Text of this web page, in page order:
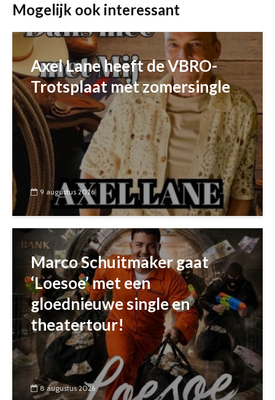
Mogelijk ook interessant
Axel Lane heeft de VBRO-
Trotsplaat met zomersingle
9 augustus 2026
Marco Schuitmaker gaat
‘Loesoe’ met een
gloednieuwe single en
theatertour!
8 augustus 2026